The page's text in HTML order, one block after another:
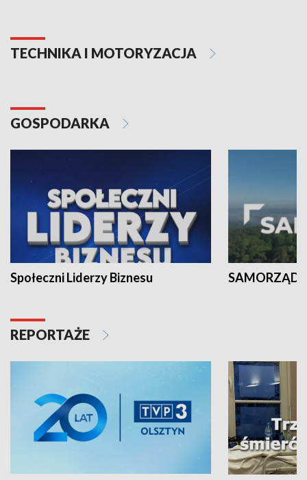
TECHNIKA I MOTORYZACJA
GOSPODARKA
Społeczni Liderzy Biznesu SAMORZĄD
REPORTAŻE